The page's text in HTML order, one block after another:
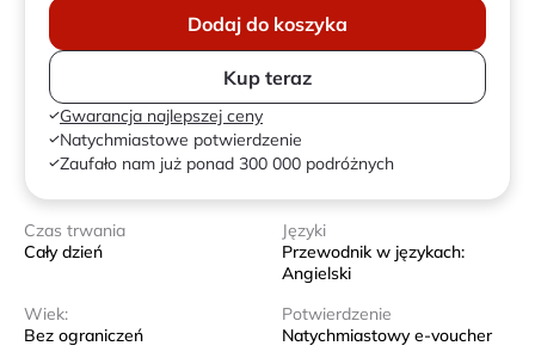
Dodaj do koszyka
Kup teraz
Gwarancja najlepszej ceny
Natychmiastowe potwierdzenie
Zaufało nam już ponad 300 000 podróżnych
Czas trwania
Cały dzień
Języki
Przewodnik w językach:
Angielski
Wiek:
Bez ograniczeń
Potwierdzenie
Natychmiastowy e-voucher